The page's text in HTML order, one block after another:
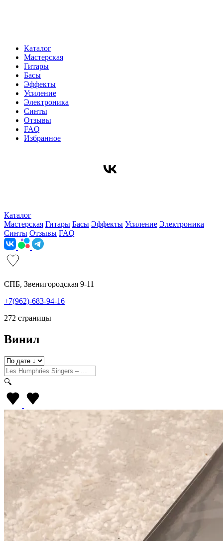
Каталог
Мастерская
Гитары
Басы
Эффекты
Усиление
Электроника
Синты
Отзывы
FAQ
Избранное
Каталог
Мастерская Гитары Басы Эффекты Усиление Электроника
Синты Отзывы FAQ
СПБ, Звенигородская 9-11
+7(962)-683-94-16
272 страницы
Винил
🔍